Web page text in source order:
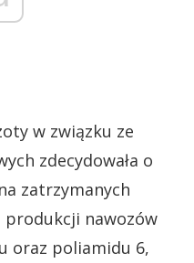
w związku ze
zdecydowała o
zatrzymanych
produkcji nawozów
oraz poliamidu 6,